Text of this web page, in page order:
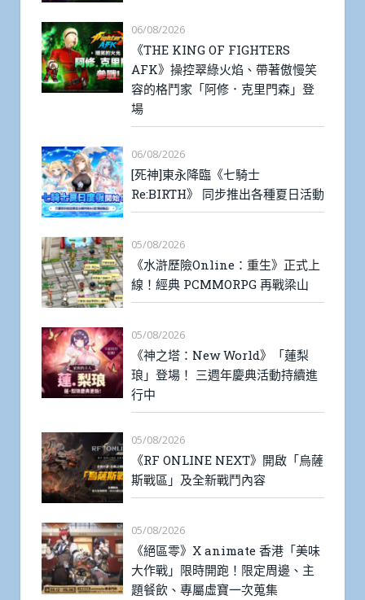
06/08/2026
《THE KING OF FIGHTERS
AFK》操控翠綠火焰、帶著傲慢笑
容的格鬥家「阿修．克里門森」登
場
06/08/2026
[死神]東永降臨《七騎士
Re:BIRTH》 同步推出各種夏日活動
05/08/2026
《水滸歷險Online：重生》正式上
線！經典 PCMMORPG 再戰梁山
05/08/2026
《神之塔：New World》「蓮梨
琅」登場！ 三週年慶典活動持續進
行中
05/08/2026
《RF ONLINE NEXT》開啟「烏薩
斯戰區」及全新戰鬥內容
05/08/2026
《絕區零》X animate 香港「美味
大作戰」限時開跑！限定周邊、主
題餐飲、專屬虛寶一次蒐集